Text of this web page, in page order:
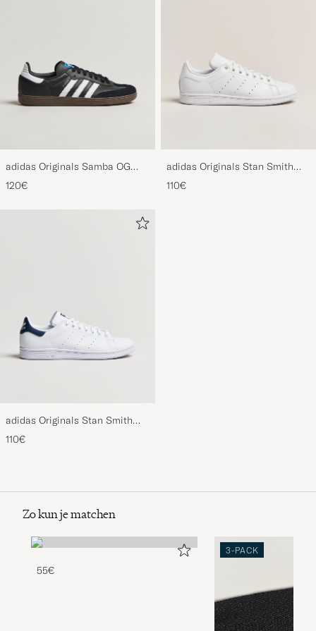
adidas Originals Samba OG
Sneaker Black/White
120€
adidas Originals Stan Smith
Sneaker White
110€
adidas Originals Stan Smith
Sneaker White/Navy
110€
Zo kun je matchen
55€
3-PACK